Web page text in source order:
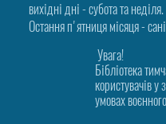
вихідні дні - субота та неділя.
Остання п'ятниця місяця -
Увага!
Бібліотека
користувачів
умовах